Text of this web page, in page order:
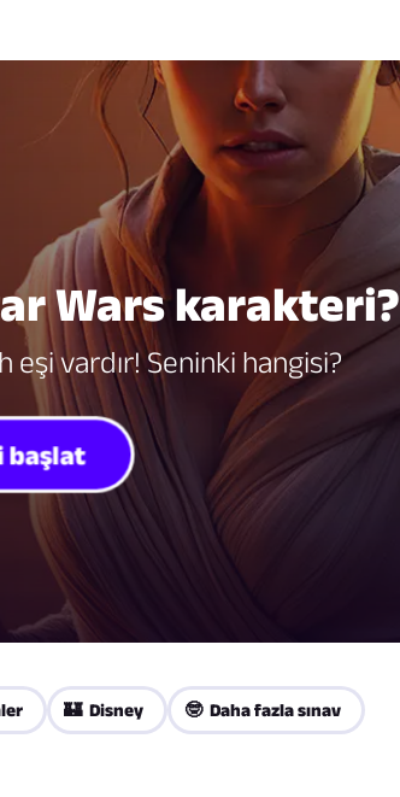
Wars karakteri?
eşi vardır! Seninki hangisi?
başlat
🏰 Disney 🤓 Daha fazla sınav